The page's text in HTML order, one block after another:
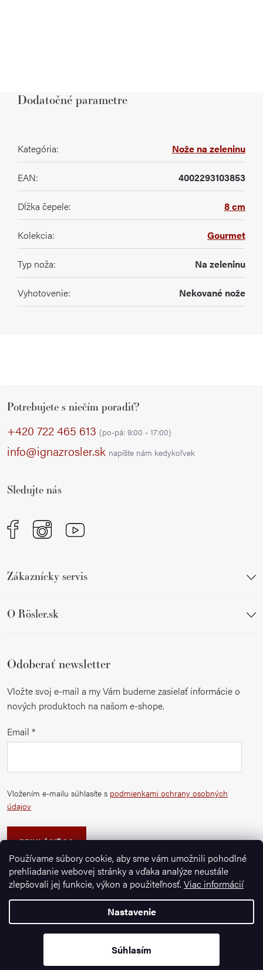
Používame súbory cookie, aby sme vám umožnili pohodlné
prehliadanie webovej stránky a vďaka analýze neustále
zlepšovali jej funkcie, výkon a použiteľnosť. Viac informácií
Nastavenie
Súhlasím
Dodatočné parametre
Kategória: Nože na zeleninu
EAN: 4002293103853
Dĺžka čepele: 8 cm
Kolekcia: Gourmet
Typ noža: Na zeleninu
Vyhotovenie: Nekované nože
Potrebujete s niečím poradiť?
+420 722 465 613 (po-pá: 9:00 - 17:00)
info@ignazrosler.sk napíšte nám kedykoľvek
Sledujte nás
Zákaznícky servis
O Rösler.sk
Odoberať newsletter
Vložte svoj e-mail a my Vám budeme zasielať informácie o
nových produktoch na našom e-shope.
Email
Vložením e-mailu súhlasíte s podmienkami ochrany osobných
údajov
PRIHLÁSIŤ SA
Vytvoril Shoptet Premium
Ignazrosler.sk. Všetky práva vyhradené.